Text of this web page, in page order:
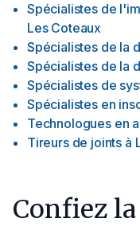
Spécialistes de
Les Coteaux
Spécialistes de la
Spécialistes de la
Spécialistes de
Spécialistes en
Technologues en
Tireurs de joints à
Confiez